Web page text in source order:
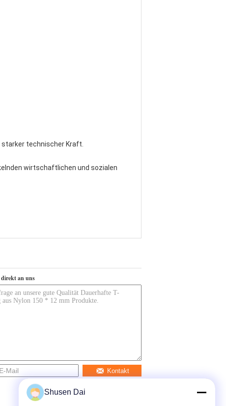
technischer Kraft.
wirtschaftlichen und sozialen
direkt an uns
Kontakt
Shusen Dai